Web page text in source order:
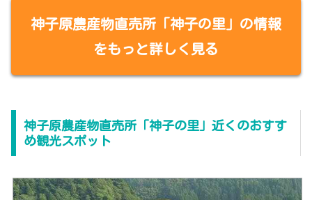
神子原農産物直売所「神子の里」の情報
をもっと詳しく見る
神子原農産物直売所「神子の里」近くのおすす
め観光スポット